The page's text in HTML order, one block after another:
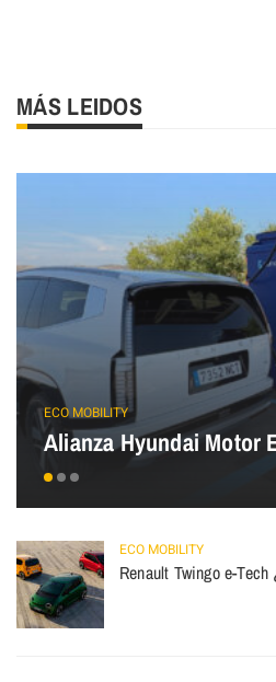
MÁS LEIDOS
ECO MOBILITY
Alianza Hyundai Motor
ECO MOBILITY
Renault Twingo e-